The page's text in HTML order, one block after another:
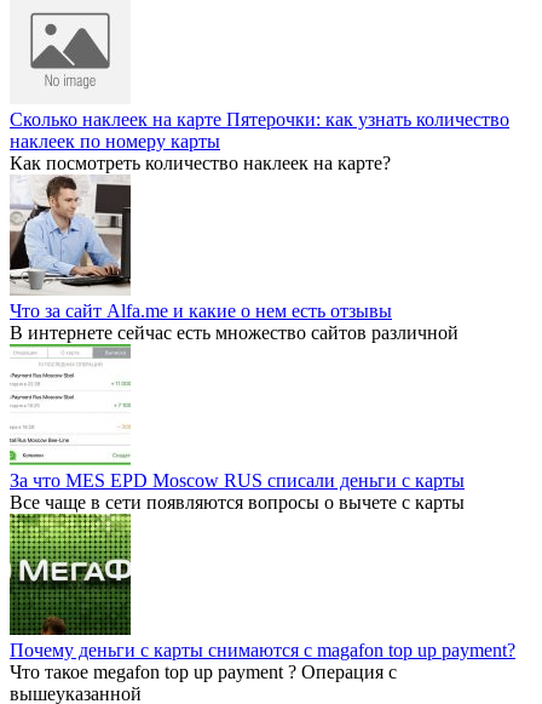
Сколько наклеек на карте Пятерочки: как узнать количество
наклеек по номеру карты
Как посмотреть количество наклеек на карте?
Что за сайт Alfa.me и какие о нем есть отзывы
В интернете сейчас есть множество сайтов различной
За что MES EPD Moscow RUS списали деньги с карты
Все чаще в сети появляются вопросы о вычете с карты
Почему деньги с карты снимаются с magafon top up payment?
Что такое megafon top up payment ? Операция с
вышеуказанной